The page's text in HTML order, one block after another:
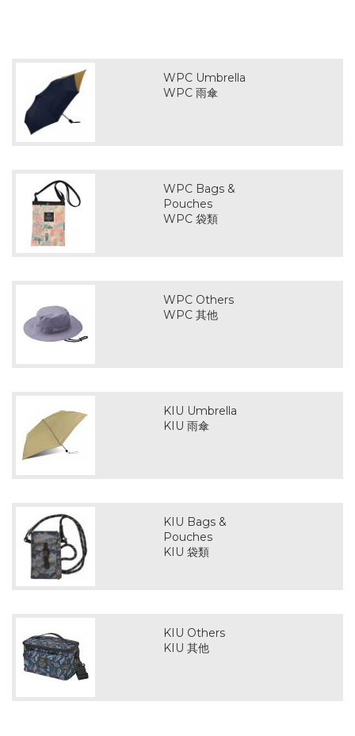
WPC Umbrella
WPC 雨傘
WPC Bags &
Pouches
WPC 袋類
WPC Others
WPC 其他
KIU Umbrella
KIU 雨傘
KIU Bags &
Pouches
KIU 袋類
KIU Others
KIU 其他